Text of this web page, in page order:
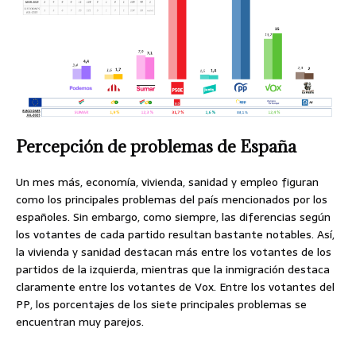
Percepción de problemas de España
Un mes más, economía, vivienda, sanidad y empleo figuran
como los principales problemas del país mencionados por los
españoles. Sin embargo, como siempre, las diferencias según
los votantes de cada partido resultan bastante notables. Así,
la vivienda y sanidad destacan más entre los votantes de los
partidos de la izquierda, mientras que la inmigración destaca
claramente entre los votantes de Vox. Entre los votantes del
PP, los porcentajes de los siete principales problemas se
encuentran muy parejos.